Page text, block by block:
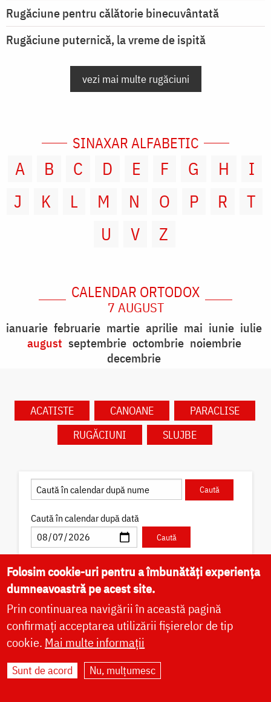
Rugăciune pentru călătorie binecuvântată
Rugăciune puternică, la vreme de ispită
vezi mai multe rugăciuni
SINAXAR ALFABETIC
A B C D E F G H
I
J
K L M N O P R
T
U
V Z
CALENDAR ORTODOX
7 AUGUST
ianuarie februarie martie aprilie mai iunie iulie
august septembrie octombrie noiembrie
decembrie
ACATISTE CANOANE
PARACLISE
RUGĂCIUNI
SLUJBE
Caută în calendar după dată
✝) Sfântul Cuvios Pafnutie –
Pârvu Zugravul
Sfântul Cuvios Pafnutie, vestit iconar cunoscut cu
numele de Pârvu „Mutul”, s-a născut în Câmpulung
Ioan Pârvescu...
Folosim cookie-uri pentru a îmbunătăți experiența
dumneavoastră pe acest site.
Prin continuarea navigării în această pagină
confirmați acceptarea utilizării fișierelor de tip
cookie. Mai multe informații
Sunt de acord Nu, mulțumesc